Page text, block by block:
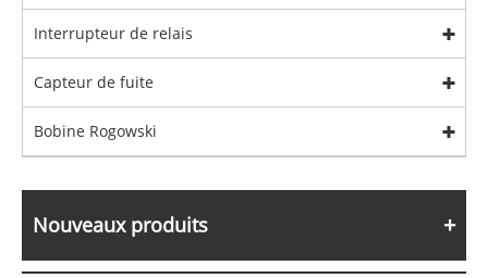
Interrupteur de relais
Capteur de fuite
Bobine Rogowski
Nouveaux produits